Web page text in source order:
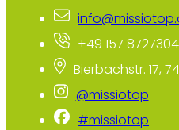
+49 157
Bierbachstr. 17,
@missiotop
#missiotop